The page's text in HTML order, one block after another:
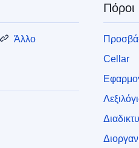
Άλλο
Πόροι
Cellar